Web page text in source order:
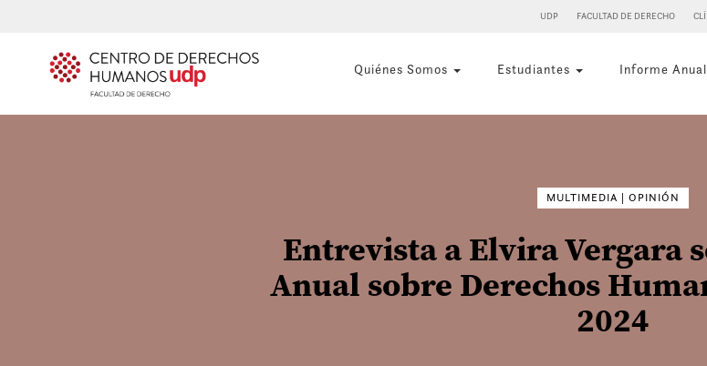
UDP FACULTAD DE DERECHO
Quiénes Somos Estudiantes Informe Anual
MULTIMEDIA | OPINIÓN
Entrevista a Elvira Vergara
Anual sobre Derechos
2024